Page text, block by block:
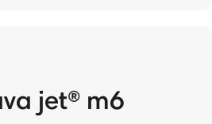
jet® m6